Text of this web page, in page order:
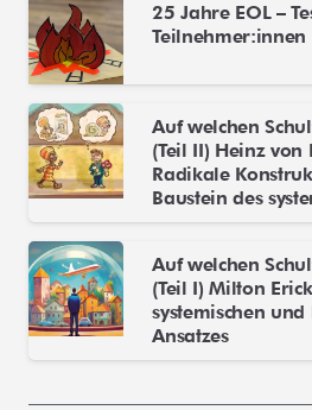
25 Jahre EOL –
Teilnehmer:innen
Auf welchen
(Teil II) Heinz
Radikale
Baustein des
Auf welchen
(Teil I) Milton
systemischen
Ansatzes